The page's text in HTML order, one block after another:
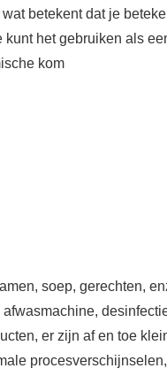
wat betekent dat je
het gebruiken als
kom
soep, gerechten,
er zijn af en toe